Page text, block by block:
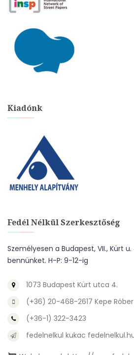
Kiadónk
Fedél Nélkül Szerkesztőség
Személyesen a Budapest, VII., Kürt
bennünket. H-P: 9-12-ig
1073 Budapest Kürt utca 4.
(+36) 20-468-2617 Kepe
(+36-1) 322-3423
fedelnelkul kukac